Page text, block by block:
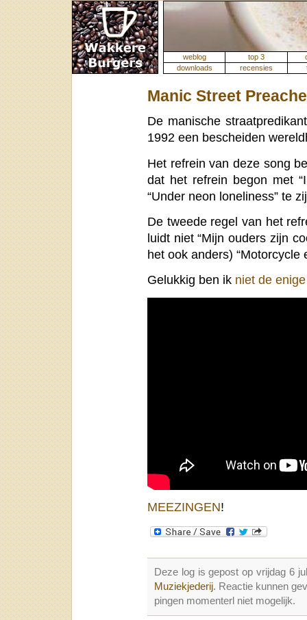
weblog top 3
downloads
recensies
Manic Street
De manische
1992 een bescheiden
Het refrein van deze song
dat het refrein begon met
“Under neon loneliness” te
De tweede regel van het
luidt niet “Mijn ouders zijn
het ook anders) “Motorcycle
Gelukkig ben ik niet de enige
MEEZINGEN!
Deze log is gepost op vrijdag 6
Muziekjederij. Reactie kunnen
pingen momenterl niet mogelijk.